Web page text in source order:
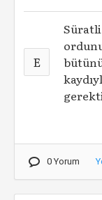
E
0 Yorum